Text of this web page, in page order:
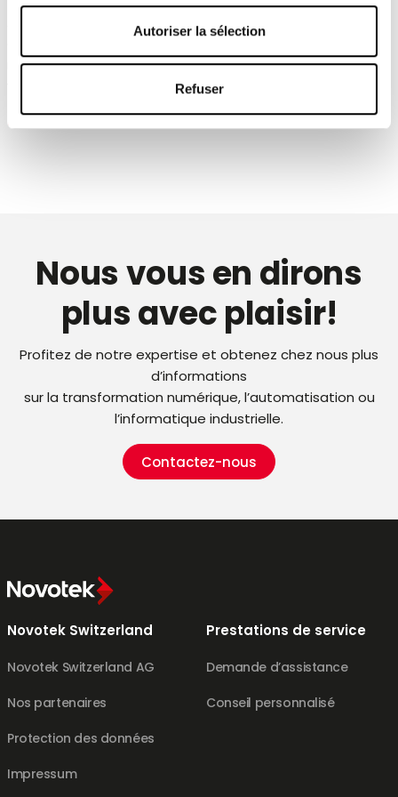
Autoriser la sélection
Refuser
Apprenez à mieux connaître vos solutions et vos produits
notre vaste offre de formations le cours qui correspond à
Lire plus
Nous vous en dirons
plus avec plaisir!
Profitez de notre expertise et obtenez chez nous plus
d’informations
sur la transformation numérique, l’automatisation ou
l’informatique industrielle.
Contactez-nous
Novotek Switzerland
Novotek Switzerland AG
Nos partenaires
Prestations de service
Demande d’assistance
Conseil personnalisé
Protection des données
Impressum